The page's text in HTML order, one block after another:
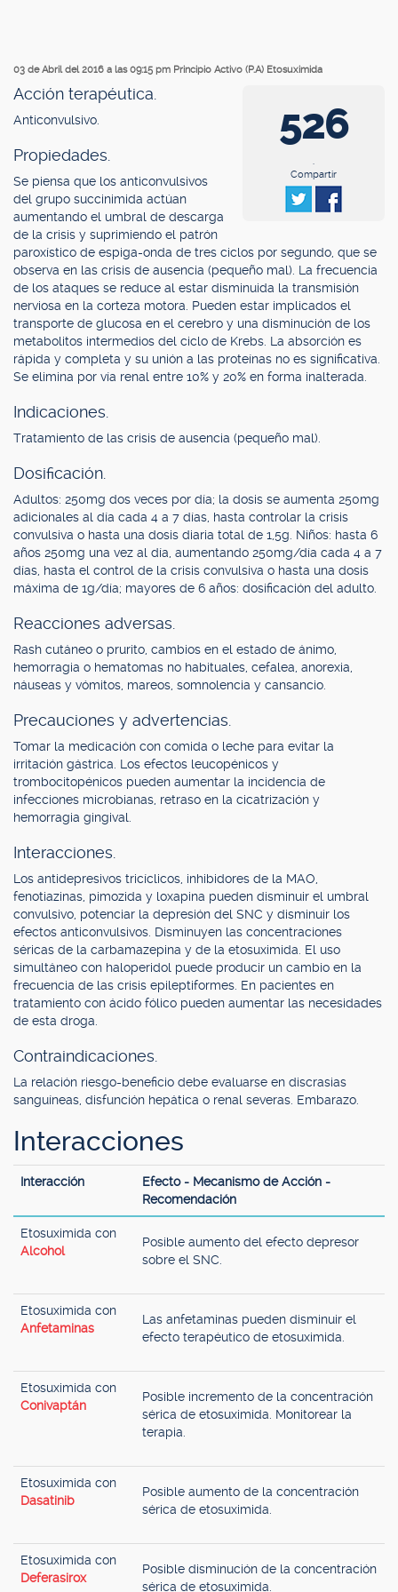
03 de Abril del 2016 a las 09:15 pm Principio Activo (P.A) Etosuximida
526
.
Compartir
Acción terapéutica.
Anticonvulsivo.
Propiedades.
Se piensa que los anticonvulsivos
del grupo succinimida actúan
aumentando el umbral de descarga
de la crisis y suprimiendo el patrón
paroxístico de espiga-onda de tres ciclos por segundo, que se
observa en las crisis de ausencia (pequeño mal). La frecuencia
de los ataques se reduce al estar disminuida la transmisión
nerviosa en la corteza motora. Pueden estar implicados el
transporte de glucosa en el cerebro y una disminución de los
metabolitos intermedios del ciclo de Krebs. La absorción es
rápida y completa y su unión a las proteínas no es significativa.
Se elimina por vía renal entre 10% y 20% en forma inalterada.
Indicaciones.
Tratamiento de las crisis de ausencia (pequeño mal).
Dosificación.
Adultos: 250mg dos veces por día; la dosis se aumenta 250mg
adicionales al día cada 4 a 7 días, hasta controlar la crisis
convulsiva o hasta una dosis diaria total de 1,5g. Niños: hasta 6
años 250mg una vez al día, aumentando 250mg/día cada 4 a 7
días, hasta el control de la crisis convulsiva o hasta una dosis
máxima de 1g/día; mayores de 6 años: dosificación del adulto.
Reacciones adversas.
Rash cutáneo o prurito, cambios en el estado de ánimo,
hemorragia o hematomas no habituales, cefalea, anorexia,
náuseas y vómitos, mareos, somnolencia y cansancio.
Precauciones y advertencias.
Tomar la medicación con comida o leche para evitar la
irritación gástrica. Los efectos leucopénicos y
trombocitopénicos pueden aumentar la incidencia de
infecciones microbianas, retraso en la cicatrización y
hemorragia gingival.
Interacciones.
Los antidepresivos tricíclicos, inhibidores de la MAO,
fenotiazinas, pimozida y loxapina pueden disminuir el umbral
convulsivo, potenciar la depresión del SNC y disminuir los
efectos anticonvulsivos. Disminuyen las concentraciones
séricas de la carbamazepina y de la etosuximida. El uso
simultáneo con haloperidol puede producir un cambio en la
frecuencia de las crisis epileptiformes. En pacientes en
tratamiento con ácido fólico pueden aumentar las necesidades
de esta droga.
Contraindicaciones.
La relación riesgo-beneficio debe evaluarse en discrasias
sanguíneas, disfunción hepática o renal severas. Embarazo.
Interacciones
Interacción
Efecto - Mecanismo de Acción -
Recomendación
Etosuximida con
Alcohol
Posible aumento del efecto depresor
sobre el SNC.
Etosuximida con
Anfetaminas
Las anfetaminas pueden disminuir el
efecto terapéutico de etosuximida.
Etosuximida con
Conivaptán
Posible incremento de la concentración
sérica de etosuximida. Monitorear la
terapia.
Etosuximida con
Dasatinib
Posible aumento de la concentración
sérica de etosuximida.
Etosuximida con
Deferasirox
Posible disminución de la concentración
sérica de etosuximida.